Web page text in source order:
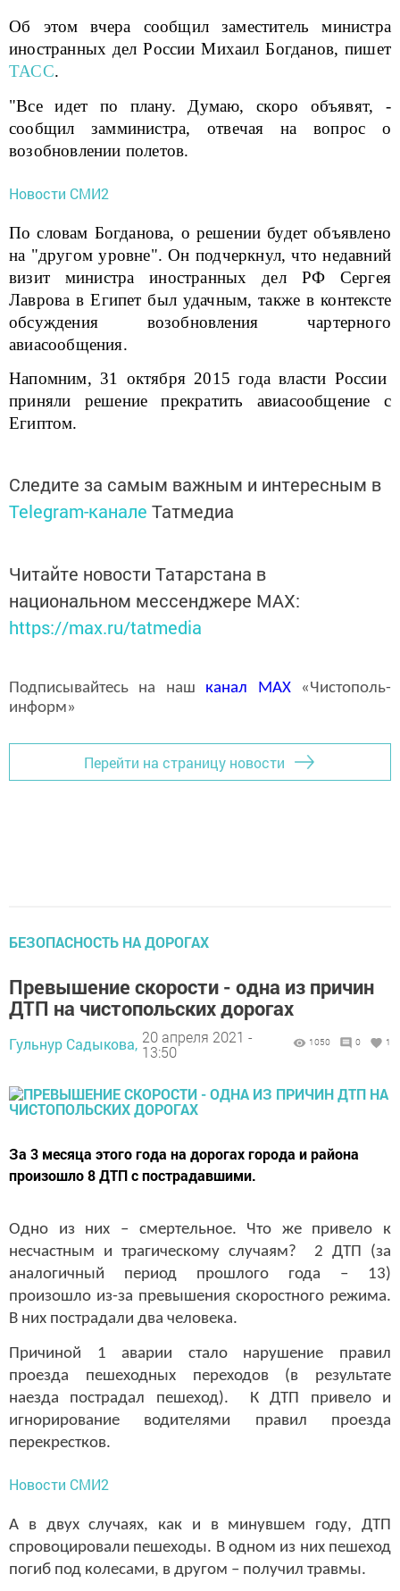
Об этом вчера сообщил заместитель министра
иностранных дел России Михаил Богданов, пишет
ТАСС.
"Все идет по плану. Думаю, скоро объявят, -
сообщил замминистра, отвечая на вопрос о
возобновлении полетов.
Новости СМИ2
По словам Богданова, о решении будет объявлено
на "другом уровне". Он подчеркнул, что недавний
визит министра иностранных дел РФ Сергея
Лаврова в Египет был удачным, также в контексте
обсуждения возобновления чартерного
авиасообщения.
Напомним, 31 октября 2015 года власти России
приняли решение прекратить авиасообщение с
Египтом.
Следите за самым важным и интересным в
Telegram-канале Татмедиа
Читайте новости Татарстана в
национальном мессенджере MАХ:
https://max.ru/tatmedia
Подписывайтесь на наш канал MAX«Чистополь-
информ»
Перейти на страницу новости
БЕЗОПАСНОСТЬ НА ДОРОГАХ
Превышение скорости - одна из причин
ДТП на чистопольских дорогах
Гульнур Садыкова, 20 апреля 2021 -
13:50
1050 0 1
За 3 месяца этого года на дорогах города и района
произошло 8 ДТП с пострадавшими.
Одно из них – смертельное. Что же привело к
несчастным и трагическому случаям? 2 ДТП (за
аналогичный период прошлого года – 13)
произошло из-за превышения скоростного режима.
В них пострадали два человека.
Причиной 1 аварии стало нарушение правил
проезда пешеходных переходов (в результате
наезда пострадал пешеход). К ДТП привело и
игнорирование водителями правил проезда
перекрестков.
Новости СМИ2
А в двух случаях, как и в минувшем году, ДТП
спровоцировали пешеходы. В одном из них пешеход
погиб под колесами, в другом – получил травмы.